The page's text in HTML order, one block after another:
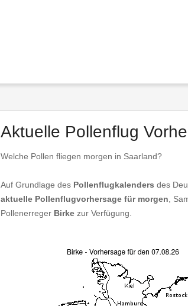
Aktuelle Pollenflug
Welche Pollen fliegen morgen in Saarland?
Auf Grundlage des Pollenflugkalenders des
aktuelle Pollenflugvorhersage für morgen ,
Pollenerreger Birke zur Verfügung.